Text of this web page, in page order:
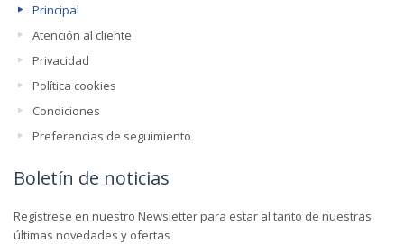
Principal
Atención al cliente
Privacidad
Política cookies
Condiciones
Preferencias de seguimiento
Boletín de noticias
Regístrese en nuestro Newsletter para estar al tanto de nuestras
últimas novedades y ofertas